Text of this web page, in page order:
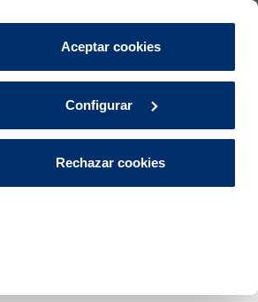
Aceptar cookies
Configurar
Rechazar cookies
CA ES Área de Clientes
Actualidad